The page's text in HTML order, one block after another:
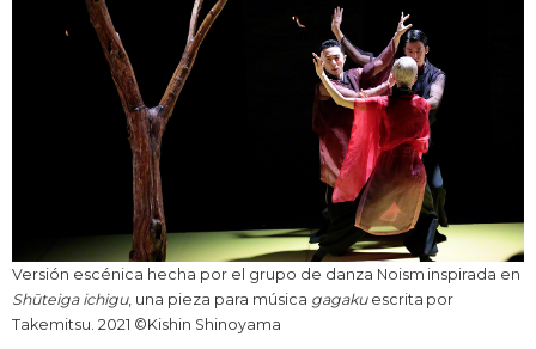
Versión escénica hecha por el grupo de danza Noism inspirada en
Shūteiga ichigu, una pieza para música gagakuescrita por
Takemitsu. 2021 ©Kishin Shinoyama